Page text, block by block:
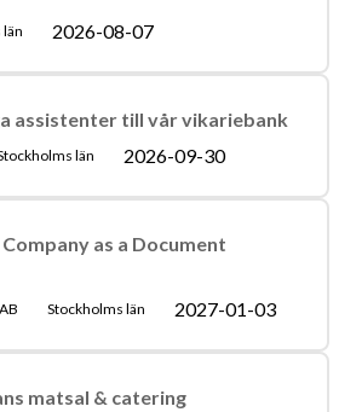
2026-08-07
assistenter till vår vikariebank
län 2026-09-30
as a Document
Stockholms län 2027-01-03
matsal & catering